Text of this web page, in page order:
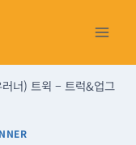
너) 트윅 – 트럭&업그